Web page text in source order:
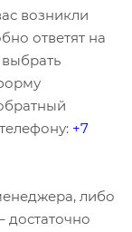
возникли
ответят на
+7
либо
достаточно